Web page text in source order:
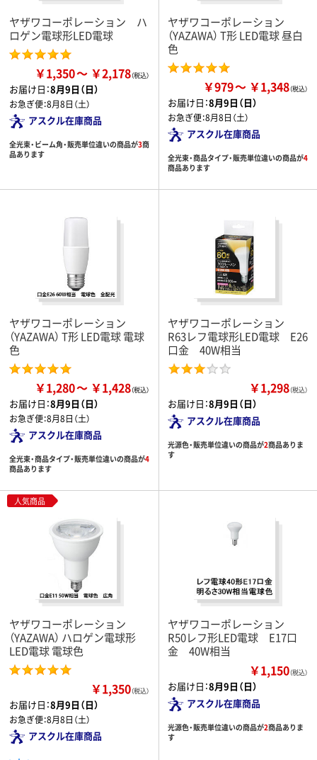
ヤザワコーポレーション ハ
ロゲン電球形LED電球
￥1,350 ￥2,178
お届け日：8月9日（日）
お急ぎ便：8月8日（土）
アスクル在庫商品
全光束・ビーム角・販売単位違いの商品が3商
品あります
ヤザワコーポレーション
（YAZAWA） T形 LED電球 昼白
色
￥979 ￥1,348
お届け日：8月9日（日）
お急ぎ便：8月8日（土）
アスクル在庫商品
全光束・商品タイプ・販売単位違いの商品が4
商品あります
ヤザワコーポレーション
（YAZAWA） T形 LED電球 電球
色
￥1,280 ￥1,428
お届け日：8月9日（日）
お急ぎ便：8月8日（土）
アスクル在庫商品
全光束・商品タイプ・販売単位違いの商品が4
商品あります
ヤザワコーポレーション
R63レフ電球形LED電球 E26
口金 40W相当
￥1,298（税込）
お届け日：8月9日（日）
アスクル在庫商品
光源色・販売単位違いの商品が2商品ありま
す
人気商品
ヤザワコーポレーション
（YAZAWA） ハロゲン電球形
LED電球 電球色
￥1,350（税込）
お届け日：8月9日（日）
お急ぎ便：8月8日（土）
アスクル在庫商品
ヤザワコーポレーション
R50レフ形LED電球 E17口
金 40W相当
￥1,150（税込）
お届け日：8月9日（日）
アスクル在庫商品
光源色・販売単位違いの商品が2商品ありま
す